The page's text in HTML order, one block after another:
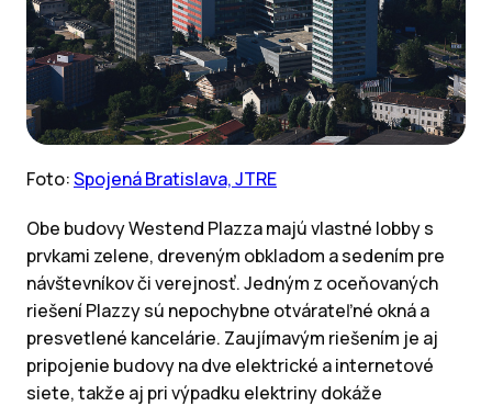
Foto:Spojená Bratislava, JTRE
Obe budovy Westend Plazza majú vlastné lobby s
prvkami zelene, dreveným obkladom a sedením pre
návštevníkov či verejnosť. Jedným z oceňovaných
riešení Plazzy sú nepochybne otvárateľné okná a
presvetlené kancelárie. Zaujímavým riešením je aj
pripojenie budovy na dve elektrické a internetové
siete, takže aj pri výpadku elektriny dokáže